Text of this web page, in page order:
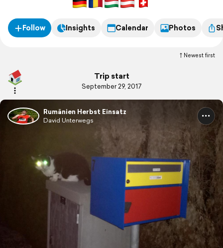
Follow Insights Calendar Photos
Newest first
Trip start
September 29, 2017
Rumänien Herbst Einsatz
David Unterwegs